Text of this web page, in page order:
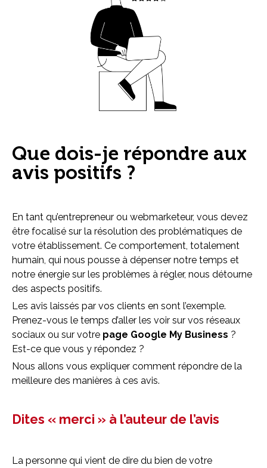
Que dois-je répondre aux
avis positifs ?
En tant qu’entrepreneur ou webmarketeur, vous devez
être focalisé sur la résolution des problématiques de
votre établissement. Ce comportement, totalement
humain, qui nous pousse à dépenser notre temps et
notre énergie sur les problèmes à régler, nous détourne
des aspects positifs.
Les avis laissés par vos clients en sont l’exemple.
Prenez-vous le temps d’aller les voir sur vos réseaux
sociaux ou sur votre page Google My Business ?
Est-ce que vous y répondez ?
Nous allons vous expliquer comment répondre de la
meilleure des manières à ces avis.
Dites « merci » à l’auteur de l’avis
La personne qui vient de dire du bien de votre